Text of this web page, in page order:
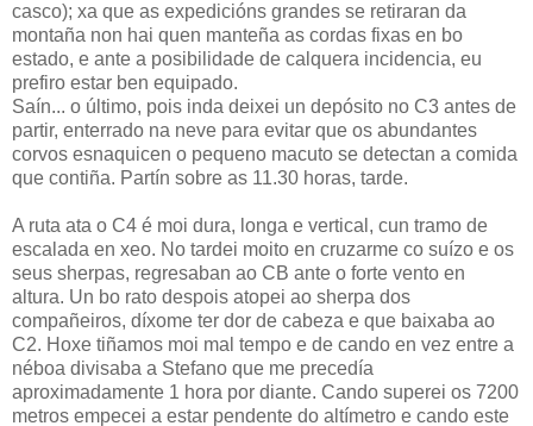
casco); xa que as expedicións grandes se retiraran da
montaña non hai quen manteña as cordas fixas en bo
estado, e ante a posibilidade de calquera incidencia, eu
prefiro estar ben equipado.
Saín... o último, pois inda deixei un depósito no C3 antes de
partir, enterrado na neve para evitar que os abundantes
corvos esnaquicen o pequeno macuto se detectan a comida
que contiña. Partín sobre as 11.30 horas, tarde.
A ruta ata o C4 é moi dura, longa e vertical, cun tramo de
escalada en xeo. No tardei moito en cruzarme co suízo e os
seus sherpas, regresaban ao CB ante o forte vento en
altura. Un bo rato despois atopei ao sherpa dos
compañeiros, díxome ter dor de cabeza e que baixaba ao
C2. Hoxe tiñamos moi mal tempo e de cando en vez entre a
néboa divisaba a Stefano que me precedía
aproximadamente 1 hora por diante. Cando superei os 7200
metros empecei a estar pendente do altímetro e cando este